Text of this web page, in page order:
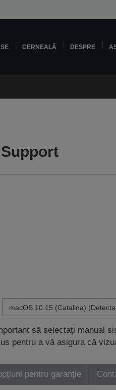
CERNEALĂ DESPRE
să selectați manual
pentru a vă asigura că
pentru garanție